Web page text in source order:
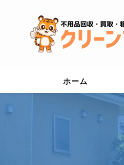
ホーム